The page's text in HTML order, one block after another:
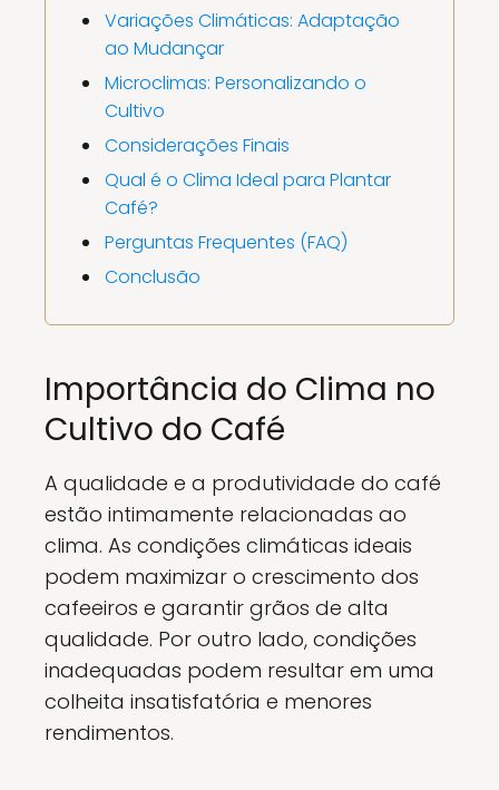
Variações Climáticas: Adaptação
ao Mudançar
Microclimas: Personalizando o
Cultivo
Considerações Finais
Qual é o Clima Ideal para Plantar
Café?
Perguntas Frequentes (FAQ)
Conclusão
Importância do Clima no
Cultivo do Café
A qualidade e a produtividade do café
estão intimamente relacionadas ao
clima. As condições climáticas ideais
podem maximizar o crescimento dos
cafeeiros e garantir grãos de alta
qualidade. Por outro lado, condições
inadequadas podem resultar em uma
colheita insatisfatória e menores
rendimentos.